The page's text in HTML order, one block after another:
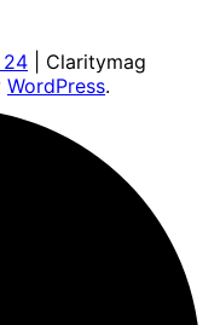
24 | Claritymag
WordPress.